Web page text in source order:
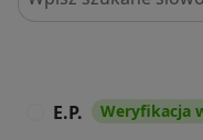
E.P. Weryfikacja